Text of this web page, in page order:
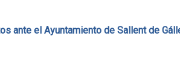
ante el Ayuntamiento de Sallent de